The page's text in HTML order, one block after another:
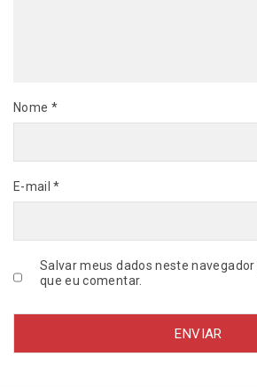
Nome *
E-mail*
Salvar meus dados neste
que eu comentar.